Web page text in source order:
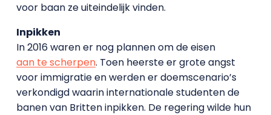
voor baan ze uiteindelijk vinden.
Inpikken
In 2016 waren er nog plannen om de eisen
aan te scherpen. Toen heerste er grote angst
voor immigratie en werden er doemscenario’s
verkondigd waarin internationale studenten de
banen van Britten inpikken. De regering wilde hun